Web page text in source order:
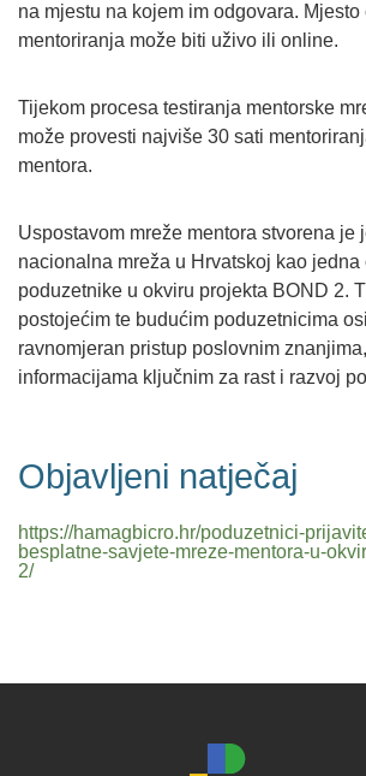
na mjestu na kojem im odgovara. Mjesto
mentoriranja može biti uživo ili online.
Tijekom procesa testiranja mentorske
može provesti najviše 30 sati
mentora.
Uspostavom mreže mentora stvorena je
nacionalna mreža u Hrvatskoj kao jedna
poduzetnike u okviru projekta BOND 2.
postojećim te budućim poduzetnicima
ravnomjeran pristup poslovnim
informacijama ključnim za rast i razvoj
Objavljeni natječaj
https://hamagbicro.hr/poduzetnici-
besplatne-savjete-mreze-mentora-u-
2/